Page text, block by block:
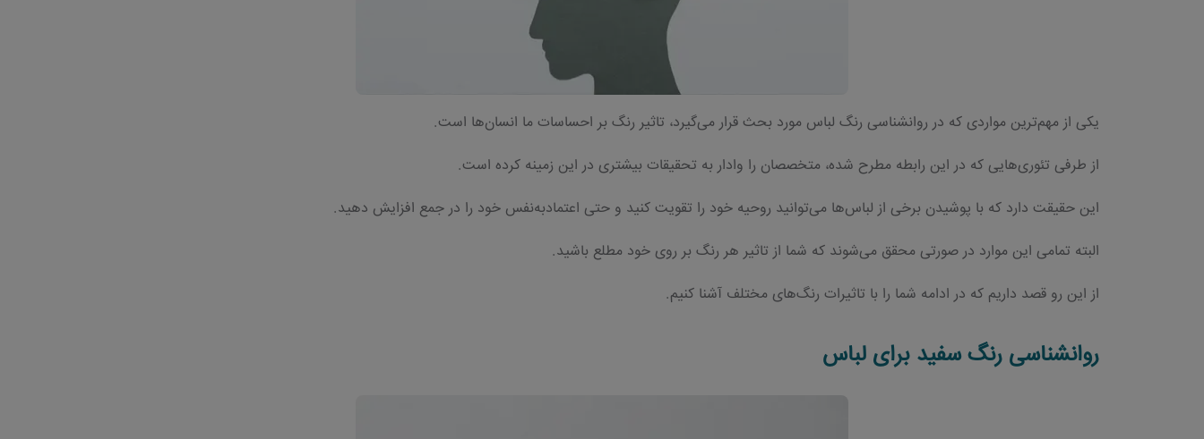
یکی از مهم‌ترین مواردی که در روانشناسی رنگ لباس مورد بحث قرار می‌گیرد، تاثیر رنگ بر احساسات ما انسان‌ها است.
از طرفی تئوری‌هایی که در این رابطه مطرح شده، متخصصان را وادار به تحقیقات بیشتری در این زمینه کرده است.
این حقیقت دارد که با پوشیدن برخی از لباس‌ها می‌توانید روحیه‌ خود را تقویت کنید و حتی اعتمادبه‌نفس خود را در جمع افزایش دهید.
البته تمامی این موارد در صورتی محقق می‌شوند که شما از تاثیر هر رنگ بر روی خود مطلع باشید.
از این رو قصد داریم که در ادامه شما را با تاثیرات رنگ‌های مختلف آشنا کنیم.
روانشناسی رنگ سفید برای لباس